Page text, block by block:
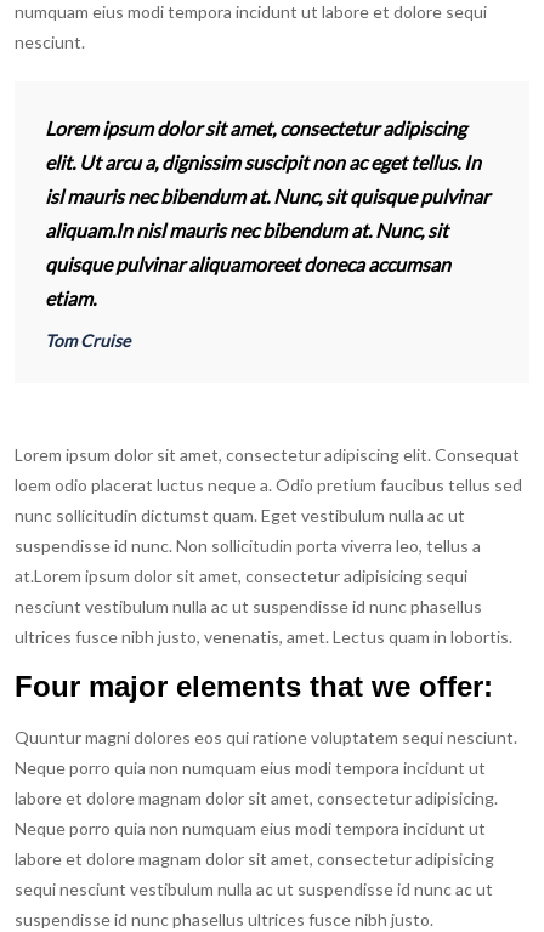
numquam eius modi tempora incidunt ut labore et dolore sequi
nesciunt.
Lorem ipsum dolor sit amet, consectetur adipiscing
elit. Ut arcu a, dignissim suscipit non ac eget tellus. In
isl mauris nec bibendum at. Nunc, sit quisque pulvinar
aliquam.In nisl mauris nec bibendum at. Nunc, sit
quisque pulvinar aliquamoreet doneca accumsan
etiam.
Tom Cruise
Lorem ipsum dolor sit amet, consectetur adipiscing elit. Consequat
loem odio placerat luctus neque a. Odio pretium faucibus tellus sed
nunc sollicitudin dictumst quam. Eget vestibulum nulla ac ut
suspendisse id nunc. Non sollicitudin porta viverra leo, tellus a
at.Lorem ipsum dolor sit amet, consectetur adipisicing sequi
nesciunt vestibulum nulla ac ut suspendisse id nunc phasellus
ultrices fusce nibh justo, venenatis, amet. Lectus quam in lobortis.
Four major elements that we offer:
Quuntur magni dolores eos qui ratione voluptatem sequi nesciunt.
Neque porro quia non numquam eius modi tempora incidunt ut
labore et dolore magnam dolor sit amet, consectetur adipisicing.
Neque porro quia non numquam eius modi tempora incidunt ut
labore et dolore magnam dolor sit amet, consectetur adipisicing
sequi nesciunt vestibulum nulla ac ut suspendisse id nunc ac ut
suspendisse id nunc phasellus ultrices fusce nibh justo.